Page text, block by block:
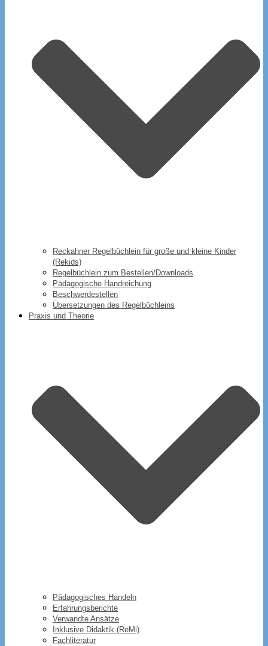
Reckahner Regelbüchlein für große und kleine Kinder
(Rekids)
Regelbüchlein zum Bestellen/Downloads
Pädagogische Handreichung
Beschwerdestellen
Übersetzungen des Regelbüchleins
Praxis und Theorie
Pädagogisches Handeln
Erfahrungsberichte
Verwandte Ansätze
Inklusive Didaktik (ReMi)
Fachliteratur